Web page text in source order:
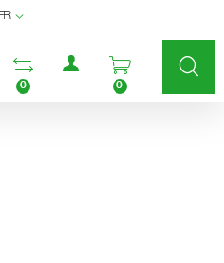
FR
Ouvrir la liste
0
Menu utilisateur
Ouvrir le
0